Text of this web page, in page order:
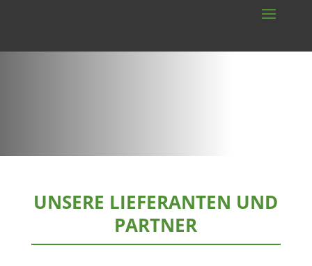
UNSERE LIEFERANTEN UND
PARTNER